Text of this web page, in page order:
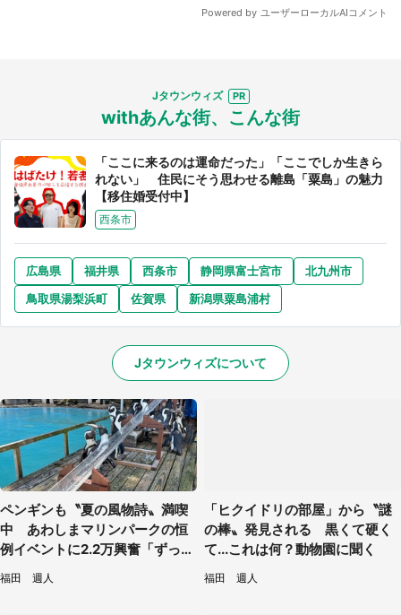
Jタウンウィズ
withあんな街、こんな街
「ここに来るのは運命だった」「ここでしか生きら
れない」 住民にそう思わせる離島「粟島」の魅力
【移住婚受付中】
西条市
広島県 福井県 西条市 静岡県富士宮市
北九州市
鳥取県湯梨浜町
佐賀県 新潟県粟島浦村
Jタウンウィズについて
ペンギンも〝夏の風物詩〟満喫
中 あわしまマリンパークの恒
例イベントに2.2万興奮「ずっと
見てたい」
福田 週人
「ヒクイドリの部屋」から〝謎
の棒〟発見される 黒くて硬く
て...これは何？動物園に聞く
福田 週人